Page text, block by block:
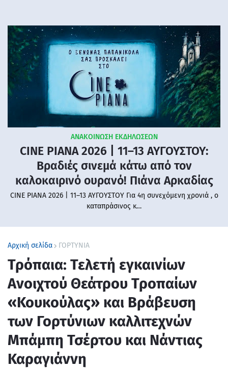
ΑΝΑΚΟΙΝΩΣΗ ΕΚΔΗΛΩΣΕΩΝ
CINE PIANA 2026 | 11–13 ΑΥΓΟΥΣΤΟΥ:
Βραδιές σινεμά κάτω από τον
καλοκαιρινό ουρανό! Πιάνα Αρκαδίας
CINE PIANA 2026 | 11–13 ΑΥΓΟΥΣΤΟΥ Για 4η συνεχόμενη χρονιά , ο
καταπράσινος κ…
Αρχική σελίδα ΓΟΡΤΥΝΙΑ
Τρόπαια: Τελετή εγκαινίων
Ανοιχτού Θεάτρου Τροπαίων
«Κουκούλας» και Βράβευση
των Γορτύνιων καλλιτεχνών
Μπάμπη Τσέρτου και Νάντιας
Καραγιάννη